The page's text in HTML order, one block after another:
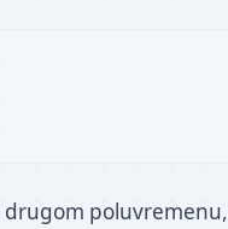
drugom poluvremenu,